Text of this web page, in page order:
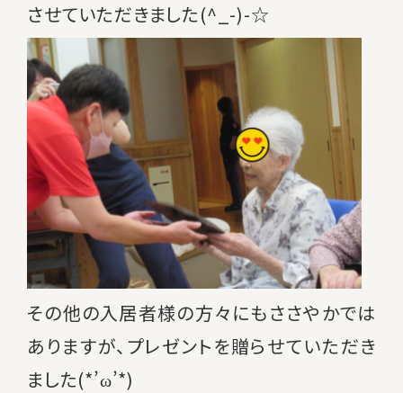
させていただきました(^_-)-☆
その他の入居者様の方々にもささやかでは
ありますが、プレゼントを贈らせていただき
ました(*’ω’*)